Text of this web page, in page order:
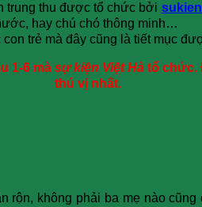
trung thu được tổ chức bởi
hay chú chó thông minh…
trẻ mà đây cũng là tiết mục
1-6 mà sự kiện Việt Hàtổ chức.
thú vị nhất.
không phải ba mẹ nào